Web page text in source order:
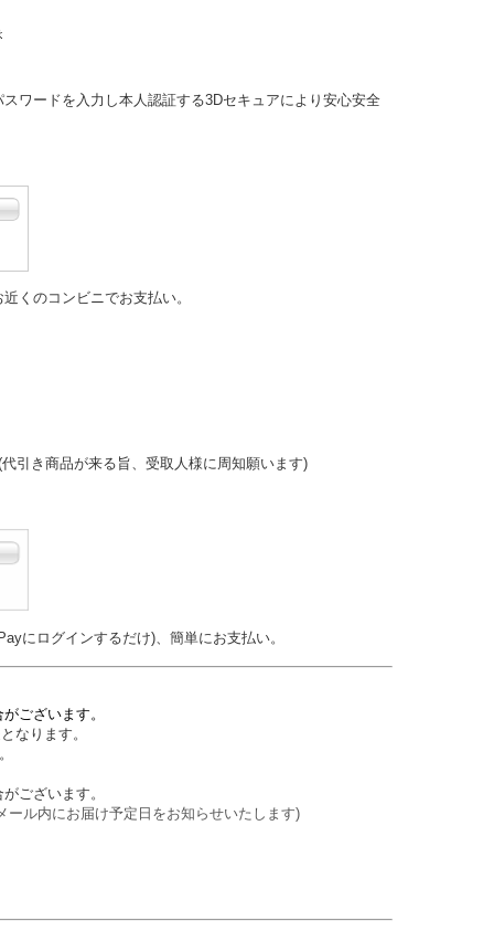
ワードを入力し本人認証する3Dセキュアにより安心安全
くのコンビニでお支払い。
引き商品が来る旨、受取人様に周知願います)
にログインするだけ)、簡単にお支払い。
ございます。
なります。
ございます。
ル内にお届け予定日をお知らせいたします)